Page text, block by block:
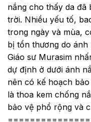
nắng cho thấy da đã
trời. Nhiều yếu tố,
trong ngày và mùa,
bị tổn thương do ánh
Giáo sư Murasim
dự định ở dưới ánh
nên có kế hoạch
là thoa kem chống
bảo vệ phổ rộng và